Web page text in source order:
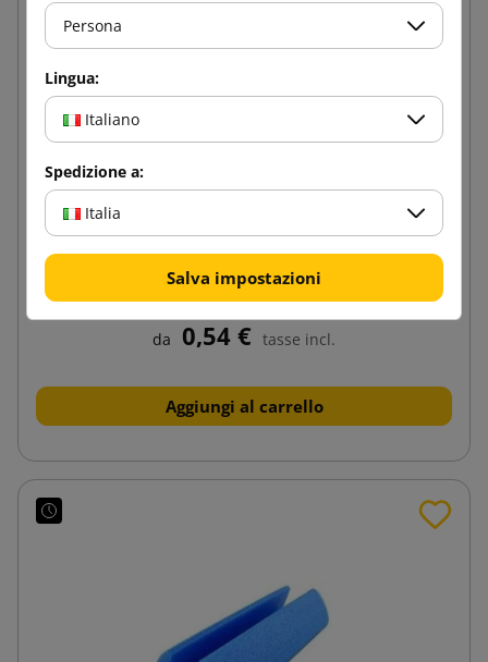
35x35x3mm lunghezza 1100mm
da 0,54 € tasse incl.
Aggiungi al carrello
Persona
Lingua:
Italiano
Spedizione a:
Italia
Salva impostazioni